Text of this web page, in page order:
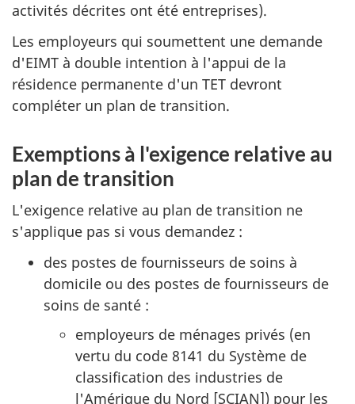
activités décrites ont été entreprises).
Les employeurs qui soumettent une demande
d'EIMT à double intention à l'appui de la
résidence permanente d'un TET devront
compléter un plan de transition.
Exemptions à l'exigence relative au
plan de transition
L'exigence relative au plan de transition ne
s'applique pas si vous demandez :
des postes de fournisseurs de soins à
domicile ou des postes de fournisseurs de
soins de santé :
employeurs de ménages privés (en
vertu du code 8141 du Système de
classification des industries de
l'Amérique du Nord [SCIAN]) pour les